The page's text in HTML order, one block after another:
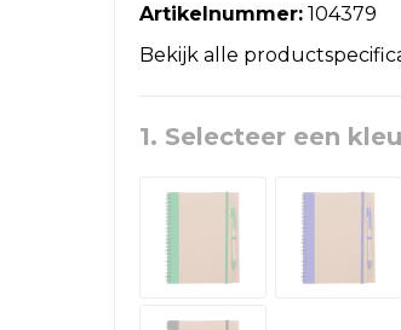
Artikelnummer: 104379
Bekijk alle
1. Selecteer een